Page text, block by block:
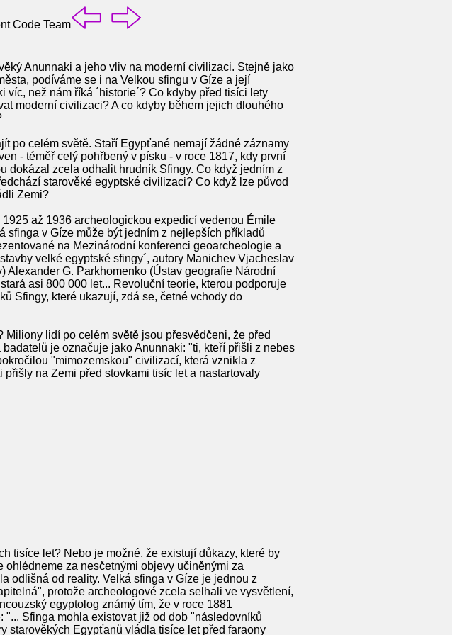
Code Team
Anunnaki a jeho vliv na moderní civilizaci. Stejně jako
podíváme se i na Velkou sfingu v Gíze a její
než nám říká ´historie´? Co kdyby před tisíci lety
moderní civilizaci? A co kdyby během jejich dlouhého
po celém světě. Staří Egypťané nemají žádné záznamy
- téměř celý pohřbený v písku - v roce 1817, kdy první
dokázal zcela odhalit hrudník Sfingy. Co když jedním z
starověké egyptské civilizaci? Co když lze původ
Zemi?
až 1936 archeologickou expedicí vedenou Émile
sfinga v Gíze může být jedním z nejlepších příkladů
na Mezinárodní konferenci geoarcheologie a
velké egyptské sfingy´, autory Manichev Vjacheslav
Alexander G. Parkhomenko (Ústav geografie Národní
asi 800 000 let... Revoluční teorie, kterou podporuje
Sfingy, které ukazují, zdá se, četné vchody do
lidí po celém světě jsou přesvědčeni, že před
je označuje jako Anunnaki: "ti, kteří přišli z nebes
"mimozemskou" civilizací, která vznikla z
na Zemi před stovkami tisíc let a nastartovaly
tisíce let? Nebo je možné, že existují důkazy, které by
za nesčetnými objevy učiněnými za
odlišná od reality. Velká sfinga v Gíze je jednou z
protože archeologové zcela selhali ve vysvětlení,
egyptolog známý tím, že v roce 1881
Sfinga mohla existovat již od dob "následovníků
starověkých Egypťanů vládla tisíce let před faraony